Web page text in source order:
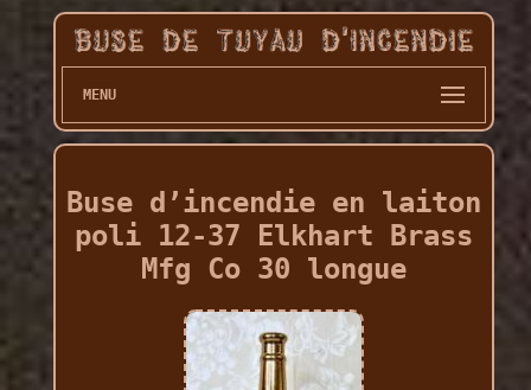
MENU
Buse d’incendie en laiton
poli 12-37 Elkhart Brass
Mfg Co 30 longue